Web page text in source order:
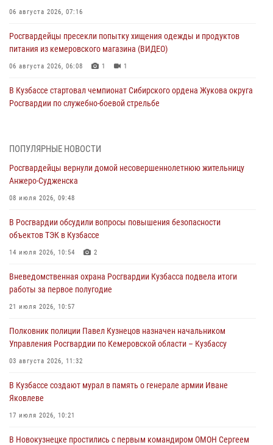
06 августа 2026, 07:16
Росгвардейцы пресекли попытку хищения одежды и продуктов
питания из кемеровского магазина (ВИДЕО)
06 августа 2026, 06:08 1 1
В Кузбассе стартовал чемпионат Сибирского ордена Жукова округа
Росгвардии по служебно-боевой стрельбе
Росгвардейцы задержали в Кемерове дебошира, устроившего
05 августа 2026, 09:30
Росгвардейцы задержали участника драки, причинившего побои
05 августа 2026, 08:50
Росгвардейцы пресекли нарушение общественного порядка на
05 августа 2026, 08:10
Росгвардейцы в Юрге пресекли попытку проникновения на
05 августа 2026, 07:45
ПОПУЛЯРНЫЕ НОВОСТИ
Росгвардейцы вернули домой несовершеннолетнюю жительницу
Анжеро-Судженска
08 июля 2026, 09:48
В Росгвардии обсудили вопросы повышения безопасности
объектов ТЭК в Кузбассе
14 июля 2026, 10:54 2
Вневедомственная охрана Росгвардии Кузбасса подвела итоги
работы за первое полугодие
21 июля 2026, 10:57
Полковник полиции Павел Кузнецов назначен начальником
Управления Росгвардии по Кемеровской области – Кузбассу
03 августа 2026, 11:32
В Кузбассе создают мурал в память о генерале армии Иване
Яковлеве
17 июля 2026, 10:21
В Новокузнецке простились с первым командиром ОМОН Сергеем